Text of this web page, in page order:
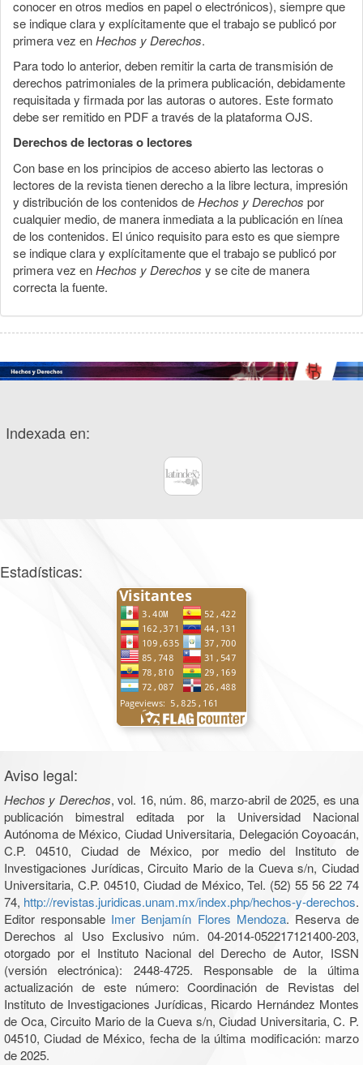
conocer en otros medios en papel o electrónicos), siempre que
se indique clara y explícitamente que el trabajo se publicó por
primera vez enHechos y Derechos.
Para todo lo anterior, deben remitir la carta de transmisión de
derechos patrimoniales de la primera publicación, debidamente
requisitada y firmada por las autoras o autores. Este formato
debe ser remitido en PDF a través de la plataforma OJS.
Derechos de lectoras o lectores
Con base en los principios de acceso abierto las lectoras o
lectores de la revista tienen derecho a la libre lectura, impresión
y distribución de los contenidos deHechos y Derechos por
cualquier medio, de manera inmediata a la publicación en línea
de los contenidos. El único requisito para esto es que siempre
se indique clara y explícitamente que el trabajo se publicó por
primera vez enHechos y Derechos y se cite de manera
correcta la fuente.
Indexada en:
Estadísticas:
Aviso legal:
Hechos y Derechos, vol. 16, núm. 86, marzo-abril de 2025, es una
publicación bimestral editada por la Universidad Nacional
Autónoma de México, Ciudad Universitaria, Delegación Coyoacán,
C.P. 04510, Ciudad de México, por medio del Instituto de
Investigaciones Jurídicas, Circuito Mario de la Cueva s/n, Ciudad
Universitaria, C.P. 04510, Ciudad de México, Tel. (52) 55 56 22 74
74, http://revistas.juridicas.unam.mx/index.php/hechos-y-derechos.
Editor responsable Imer Benjamín Flores Mendoza. Reserva de
Derechos al Uso Exclusivo núm. 04-2014-052217121400-203,
otorgado por el Instituto Nacional del Derecho de Autor, ISSN
(versión electrónica): 2448-4725. Responsable de la última
actualización de este número: Coordinación de Revistas del
Instituto de Investigaciones Jurídicas, Ricardo Hernández Montes
de Oca, Circuito Mario de la Cueva s/n, Ciudad Universitaria, C. P.
04510, Ciudad de México, fecha de la última modificación: marzo
de 2025.